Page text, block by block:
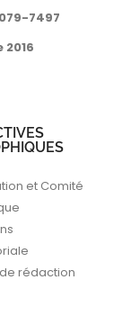
7497
2016
et Comité
rédaction